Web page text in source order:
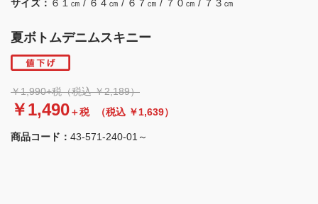
夏ボトムデニムスキニー
￥1,990+税（税込 ￥2,189）
￥1,490＋税 （税込 ￥1,639）
商品コード： 43-571-240-01～
サイズ： ６１㎝ / ６４㎝ / ６７㎝ / ７０㎝ / ７３㎝